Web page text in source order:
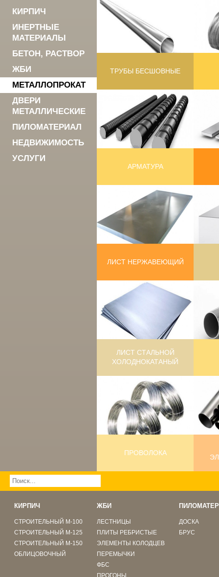
КИРПИЧ
ИНЕРТНЫЕ
МАТЕРИАЛЫ
БЕТОН, РАСТВОР
ЖБИ
МЕТАЛЛОПРОКАТ
ДВЕРИ
МЕТАЛЛИЧЕСКИЕ
ПИЛОМАТЕРИАЛ
НЕДВИЖИМОСТЬ
УСЛУГИ
ТРУБЫ БЕСШОВНЫЕ
АРМАТУРА
ЛИСТ НЕРЖАВЕЮЩИЙ
ЛИСТ СТАЛЬНОЙ
ХОЛОДНОКАТАНЫЙ
ПРОВОЛОКА
КИРПИЧ
СТРОИТЕЛЬНЫЙ М-100
СТРОИТЕЛЬНЫЙ М-125
СТРОИТЕЛЬНЫЙ М-150
ОБЛИЦОВОЧНЫЙ
ЖБИ
ЛЕСТНИЦЫ
ПЛИТЫ РЕБРИСТЫЕ
ЭЛЕМЕНТЫ КОЛОДЦЕВ
ПЕРЕМЫЧКИ
ФБС
ПРОГОНЫ
ДОСКА
БРУС